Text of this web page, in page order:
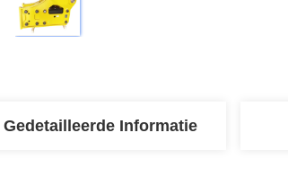
Gedetailleerde Informatie